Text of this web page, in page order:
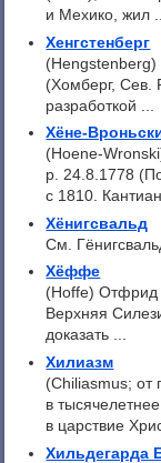
и Мехико, жил ...
Хенгстенберг
(Хомберг, Сев.
разработкой ...
Хёне-
(Hoene-
р. 24.8.1778
с 1810.
Хёнигсвальд
См.
Хёффе
(Hoffe)
Верхняя
доказать ...
Хилиазм
(Chiliasmus;
в
в царствие
Хильдегарда